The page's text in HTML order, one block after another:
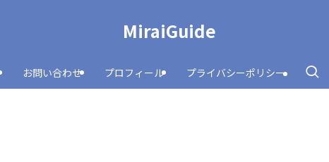
MiraiGuide
お問い合わせ プロフィール プライバシーポリシー